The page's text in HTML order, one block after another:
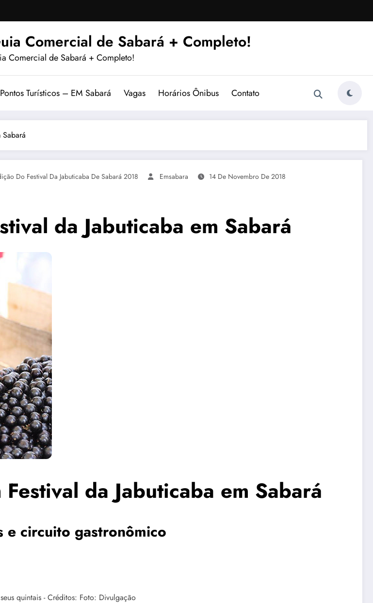
Comercial de Sabará + Completo!
Comercial de Sabará + Completo!
Pontos Turísticos – EM Sabará Vagas Horários Ônibus Contato
Do Festival Da Jabuticaba De Sabará 2018 Emsabara
14 De Novembro De 2018
da Jabuticaba em Sabará
da Jabuticaba em Sabará
e circuito gastronômico